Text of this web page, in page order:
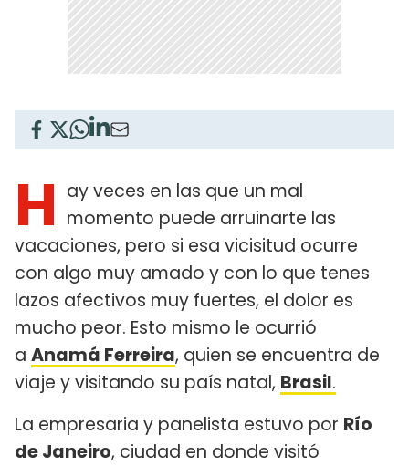
H ay veces en las que un mal
momento puede arruinarte las
vacaciones, pero si esa vicisitud ocurre
con algo muy amado y con lo que tenes
lazos afectivos muy fuertes, el dolor es
mucho peor. Esto mismo le ocurrió
a Anamá Ferreira, quien se encuentra de
viaje y visitando su país natal, Brasil.
La empresaria y panelista estuvo por Río
de Janeiro, ciudad en donde visitó